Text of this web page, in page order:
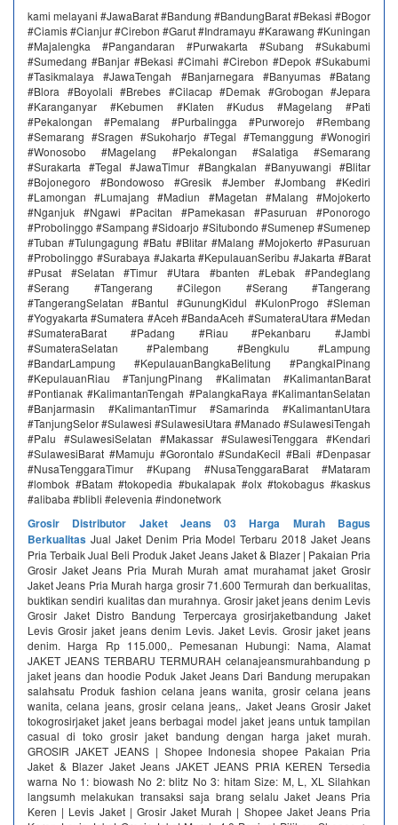
kami melayani #JawaBarat #Bandung #BandungBarat #Bekasi #Bogor
#Ciamis #Cianjur #Cirebon #Garut #Indramayu #Karawang #Kuningan
#Majalengka #Pangandaran #Purwakarta #Subang #Sukabumi
#Sumedang #Banjar #Bekasi #Cimahi #Cirebon #Depok #Sukabumi
#Tasikmalaya #JawaTengah #Banjarnegara #Banyumas #Batang
#Blora #Boyolali #Brebes #Cilacap #Demak #Grobogan #Jepara
#Karanganyar #Kebumen #Klaten #Kudus #Magelang #Pati
#Pekalongan #Pemalang #Purbalingga #Purworejo #Rembang
#Semarang #Sragen #Sukoharjo #Tegal #Temanggung #Wonogiri
#Wonosobo #Magelang #Pekalongan #Salatiga #Semarang
#Surakarta #Tegal #JawaTimur #Bangkalan #Banyuwangi #Blitar
#Bojonegoro #Bondowoso #Gresik #Jember #Jombang #Kediri
#Lamongan #Lumajang #Madiun #Magetan #Malang #Mojokerto
#Nganjuk #Ngawi #Pacitan #Pamekasan #Pasuruan #Ponorogo
#Probolinggo #Sampang #Sidoarjo #Situbondo #Sumenep #Sumenep
#Tuban #Tulungagung #Batu #Blitar #Malang #Mojokerto #Pasuruan
#Probolinggo #Surabaya #Jakarta #KepulauanSeribu #Jakarta #Barat
#Pusat #Selatan #Timur #Utara #banten #Lebak #Pandeglang
#Serang #Tangerang #Cilegon #Serang #Tangerang
#TangerangSelatan #Bantul #GunungKidul #KulonProgo #Sleman
#Yogyakarta #Sumatera #Aceh #BandaAceh #SumateraUtara #Medan
#SumateraBarat #Padang #Riau #Pekanbaru #Jambi
#SumateraSelatan #Palembang #Bengkulu #Lampung
#BandarLampung #KepulauanBangkaBelitung #PangkalPinang
#KepulauanRiau #TanjungPinang #Kalimatan #KalimantanBarat
#Pontianak #KalimantanTengah #PalangkaRaya #KalimantanSelatan
#Banjarmasin #KalimantanTimur #Samarinda #KalimantanUtara
#TanjungSelor #Sulawesi #SulawesiUtara #Manado #SulawesiTengah
#Palu #SulawesiSelatan #Makassar #SulawesiTenggara #Kendari
#SulawesiBarat #Mamuju #Gorontalo #SundaKecil #Bali #Denpasar
#NusaTenggaraTimur #Kupang #NusaTenggaraBarat #Mataram
#lombok #Batam #tokopedia #bukalapak #olx #tokobagus #kaskus
#alibaba #blibli #elevenia #indonetwork
Grosir Distributor Jaket Jeans 03 Harga Murah Bagus
Berkualitas Jual Jaket Denim Pria Model Terbaru 2018 Jaket Jeans
Pria Terbaik Jual Beli Produk Jaket Jeans Jaket & Blazer | Pakaian Pria
Grosir Jaket Jeans Pria Murah Murah amat murahamat jaket Grosir
Jaket Jeans Pria Murah harga grosir 71.600 Termurah dan berkualitas,
buktikan sendiri kualitas dan murahnya. Grosir jaket jeans denim Levis
Grosir Jaket Distro Bandung Terpercaya grosirjaketbandung Jaket
Levis Grosir jaket jeans denim Levis. Jaket Levis. Grosir jaket jeans
denim. Harga Rp 115.000,. Pemesanan Hubungi: Nama, Alamat
JAKET JEANS TERBARU TERMURAH celanajeansmurahbandung p
jaket jeans dan hoodie Poduk Jaket Jeans Dari Bandung merupakan
salahsatu Produk fashion celana jeans wanita, grosir celana jeans
wanita, celana jeans, grosir celana jeans,. Jaket Jeans Grosir Jaket
tokogrosirjaket jaket jeans berbagai model jaket jeans untuk tampilan
casual di toko grosir jaket bandung dengan harga jaket murah.
GROSIR JAKET JEANS | Shopee Indonesia shopee Pakaian Pria
Jaket & Blazer Jaket Jeans JAKET JEANS PRIA KEREN Tersedia
warna No 1: biowash No 2: blitz No 3: hitam Size: M, L, XL Silahkan
langsumh melakukan transaksi saja brang selalu Jaket Jeans Pria
Keren | Levis Jaket | Grosir Jaket Murah | Shopee Jaket Jeans Pria